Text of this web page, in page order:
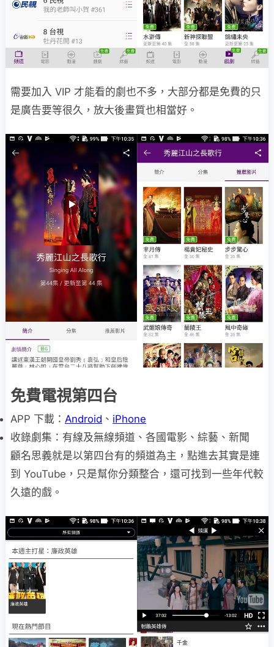
需要加入 VIP 才能看的劇也不多，大部分都是免費的只
是廣告要等很久，放大後畫質也相當好。
免費電視第四台
APP 下載： Android 、 iPhone
收錄劇集：有線及無線頻道、各國電影、綜藝、新聞
顧名思義就是以第四台有的頻道為主，點進去其實是連
到 YouTube，只是幫你分類整合，還可找到一些年代較
久遠的戲。